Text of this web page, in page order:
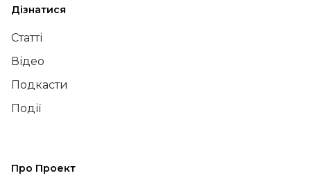
Дізнатися
Статті
Відео
Подкасти
Події
Про Проект